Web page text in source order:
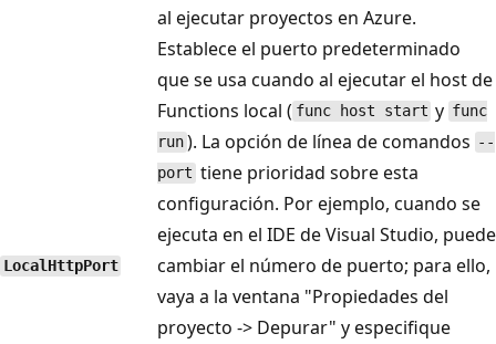
al ejecutar proyectos en Azure.
LocalHttpPort
Establece el puerto predeterminado
que se usa cuando al ejecutar el host de
Functions local ( func host start y func
run). La opción de línea de comandos --
port tiene prioridad sobre esta
configuración. Por ejemplo, cuando se
ejecuta en el IDE de Visual Studio, puede
cambiar el número de puerto; para ello,
vaya a la ventana "Propiedades del
proyecto -> Depurar" y especifique